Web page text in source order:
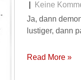
Keine
Ja, dann
lustiger, dann
Read More »